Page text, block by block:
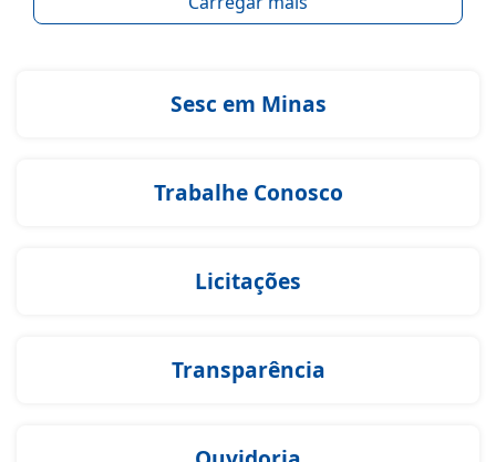
Sesc em Minas
Trabalhe Conosco
Licitações
Transparência